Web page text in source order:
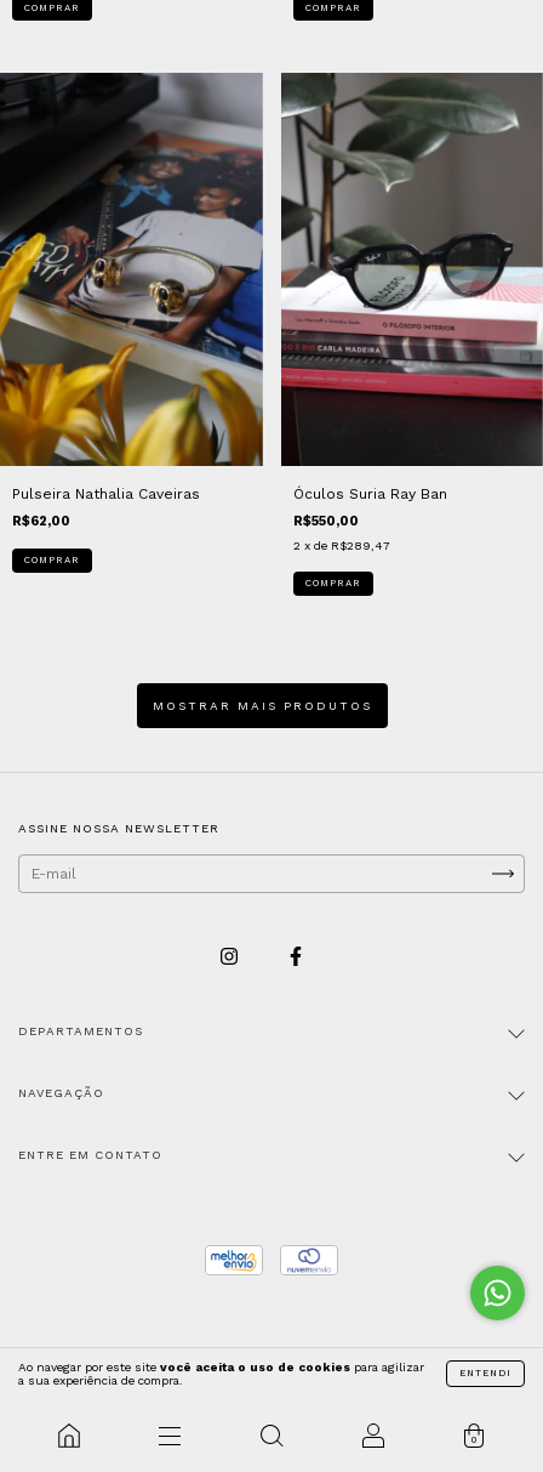
Ao navegar por este site você aceita o uso de cookies para agilizar
a sua experiência de compra.
ENTENDI
0
COMPRAR
Pulseira Nathalia Caveiras
R$62,00
COMPRAR
Óculos Suria Ray Ban
R$550,00
2 x de R$289,47
COMPRAR
MOSTRAR MAIS PRODUTOS
ASSINE NOSSA NEWSLETTER
DEPARTAMENTOS
NAVEGAÇÃO
ENTRE EM CONTATO
Copyright Trama Roupas Livres - 47756469000132 - 2026. Todos os direitos